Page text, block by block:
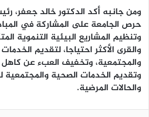
ومن جانبه أكد الدكتور خالد جعفر،
حرص الجامعة على المشاركة في
وتنظيم المشاريع البيئية التنموية
والقرى الأكثر احتياجا، لتقديم
والمجتمعية، وتخفيف العبء عن كاهل
وتقديم الخدمات الصحية والمجتمعية
والحالات المرضية.